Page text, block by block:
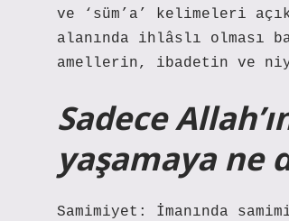
ve ‘süm’a’ kelimeleri
alanında ihlâslı
amellerin, ibadetin ve
Sadece
yaşamaya ne
Samimiyet: İmanında